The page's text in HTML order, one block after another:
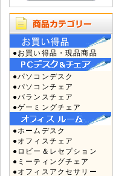
●お買い得品・現品商品
●パソコンデスク
●パソコンチェア
●バランスチェア
●ゲーミングチェア
●ホームデスク
●オフィスチェア
●ロビー＆レセプション
●ミーティングチェア
●オフィスアクセサリー